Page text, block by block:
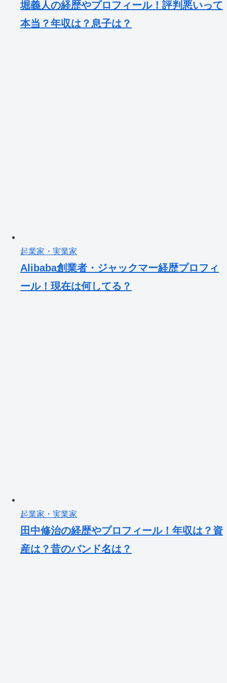
堀義人の経歴やプロフィール！評判悪いって
本当？年収は？息子は？
起業家・実業家
Alibaba創業者・ジャックマー経歴プロフィ
ール！現在は何してる？
起業家・実業家
田中修治の経歴やプロフィール！年収は？資
産は？昔のバンド名は？